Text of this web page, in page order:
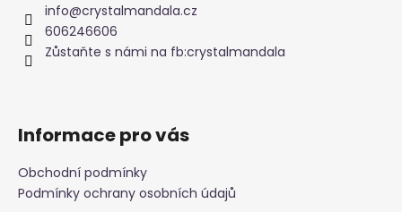
info@crystalmandala.cz
606246606
Zůstaňte s námi na fb:crystalmandala
Informace pro vás
Obchodní podmínky
Podmínky ochrany osobních údajů